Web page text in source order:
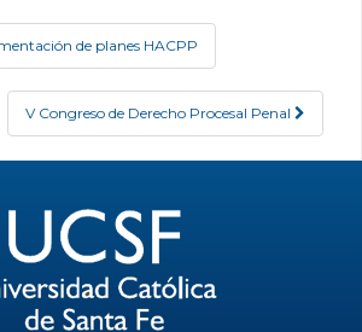
de planes HACPP
V Congreso de Derecho Procesal Penal